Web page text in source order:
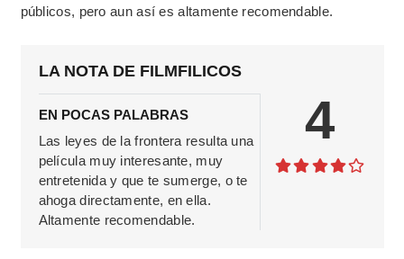
públicos, pero aun así es altamente recomendable.
LA NOTA DE FILMFILICOS
EN POCAS PALABRAS
Las leyes de la frontera resulta una
película muy interesante, muy
entretenida y que te sumerge, o te
ahoga directamente, en ella.
Altamente recomendable.
4